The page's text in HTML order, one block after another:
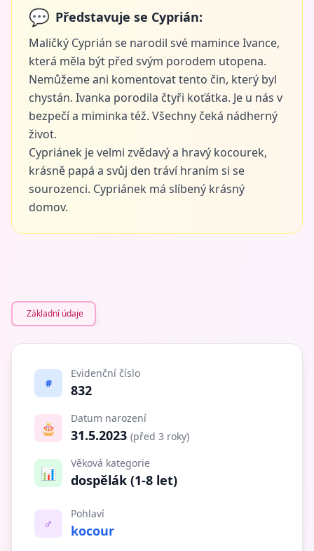
💬 Představuje se Cyprián:
Maličký Cyprián se narodil své mamince Ivance,
která měla být před svým porodem utopena.
Nemůžeme ani komentovat tento čin, který byl
chystán. Ivanka porodila čtyři koťátka. Je u nás v
bezpečí a miminka též. Všechny čeká nádherný
život.
Cypriánek je velmi zvědavý a hravý kocourek,
krásně papá a svůj den tráví hraním si se
sourozenci. Cypriánek má slíbený krásný
domov.
Základní údaje
#
Evidenční číslo
832
🎂
Datum narození
31.5.2023 (před 3 roky)
📊
Věková kategorie
dospělák (1-8 let)
♂️
Pohlaví
kocour